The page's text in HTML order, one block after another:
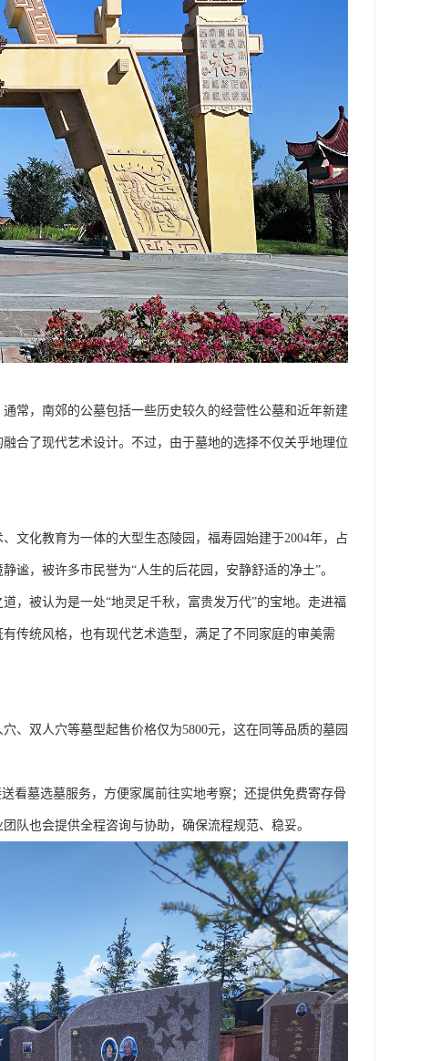
常，南郊的公墓包括一些历史较久的经营性公墓和近年新建
合了现代艺术设计。不过，由于墓地的选择不仅关乎地理位
文化教育为一体的大型生态陵园，福寿园始建于2004年，占
谧，被许多市民誉为“人生的后花园，安静舒适的净土”。
，被认为是一处“地灵足千秋，富贵发万代”的宝地。走进福
传统风格，也有现代艺术造型，满足了不同家庭的审美需
、双人穴等墓型起售价格仅为5800元，这在同等品质的墓园
看墓选墓服务，方便家属前往实地考察；还提供免费寄存骨
队也会提供全程咨询与协助，确保流程规范、稳妥。